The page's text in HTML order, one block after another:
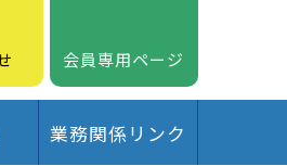
会員専用ページ
業務関係リンク